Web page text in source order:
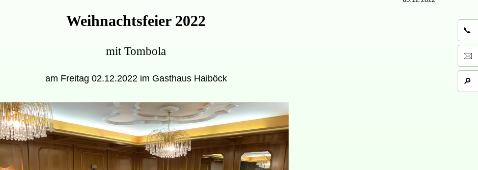
📞
🖂
🔎
Weihnachtsfeier 2022
mit Tombola
am Freitag 02.12.2022 im Gasthaus Haiböck